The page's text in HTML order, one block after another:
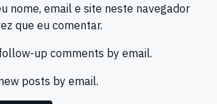
nome, email e site neste navegador
que eu comentar.
up comments by email.
posts by email.